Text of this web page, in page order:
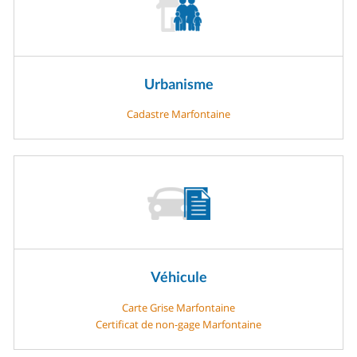
Urbanisme
Cadastre Marfontaine
Véhicule
Carte Grise Marfontaine
Certificat de non-gage Marfontaine